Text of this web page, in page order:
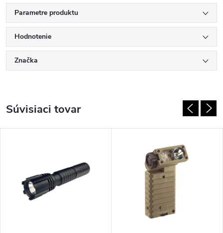
Parametre produktu
Hodnotenie
Značka
Súvisiaci tovar